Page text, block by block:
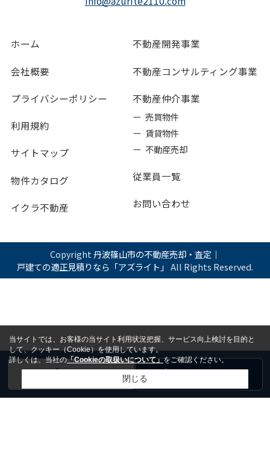
ホーム
会社概要
プライバシーポリシー
利用規約
サイトマップ
物件カタログ
イクラ不動産
不動産開発事業
不動産コンサルティング事業
不動産仲介事業
ー 売買物件
ー 賃貸物件
ー 不動産売却
従業員一覧
お問い合わせ
Copyright丹波篠山市の不動産売却・査定｜
戸建ての適正見積りなら「アズライト」 All Rights Reserved.
電話 お問い合わせ
当サイトでは、お客様の当サイト利用状況把握、サービス向上検討を目的と
して、クッキー（Cookie）を使用しています。
詳しくは、当社の「Cookieの取扱いについて」をご確認ください。
閉じる